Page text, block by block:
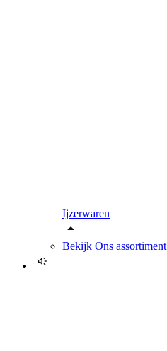
Ijzerwaren
Bekijk Ons assortiment